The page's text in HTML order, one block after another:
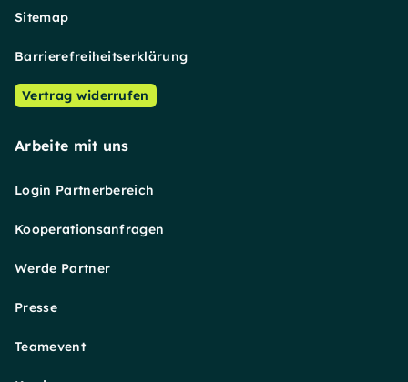
Sitemap
Barrierefreiheitserklärung
Vertrag widerrufen
Arbeite mit uns
Login Partnerbereich
Kooperationsanfragen
Werde Partner
Presse
Teamevent